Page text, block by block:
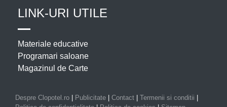
LINK-URI UTILE
Materiale educative
Programari saloane
Magazinul de Carte
Despre Clopotel.ro Publicitate Contact Termenii si conditii